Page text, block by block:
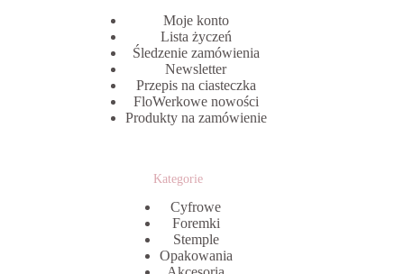
Moje konto
Lista życzeń
Śledzenie zamówienia
Newsletter
Przepis na ciasteczka
FloWerkowe nowości
Produkty na zamówienie
Kategorie
Cyfrowe
Foremki
Stemple
Opakowania